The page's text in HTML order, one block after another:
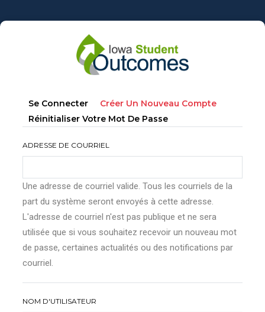
au
Onglets
principaux
Se Connecter Créer Un Nouveau Compte
Réinitialiser Votre Mot De Passe
ADRESSE DE COURRIEL
Une adresse de courriel valide. Tous les courriels de la
part du système seront envoyés à cette adresse.
L'adresse de courriel n'est pas publique et ne sera
utilisée que si vous souhaitez recevoir un nouveau mot
de passe, certaines actualités ou des notifications par
courriel.
NOM D'UTILISATEUR